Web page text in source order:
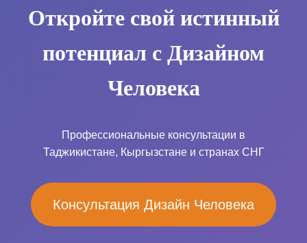
Откройте свой истинный
потенциал с Дизайном
Человека
Профессиональные консультации в
Таджикистане, Кыргызстане и странах СНГ
Консультация Дизайн Человека